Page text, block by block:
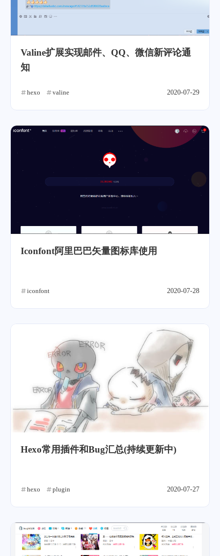
Valine扩展实现邮件、QQ、微信新评论通
知
hexo valine 2020-07-29
Iconfont阿里巴巴矢量图标库使用
iconfont 2020-07-28
Hexo常用插件和Bug汇总(持续更新中)
hexo plugin 2020-07-27